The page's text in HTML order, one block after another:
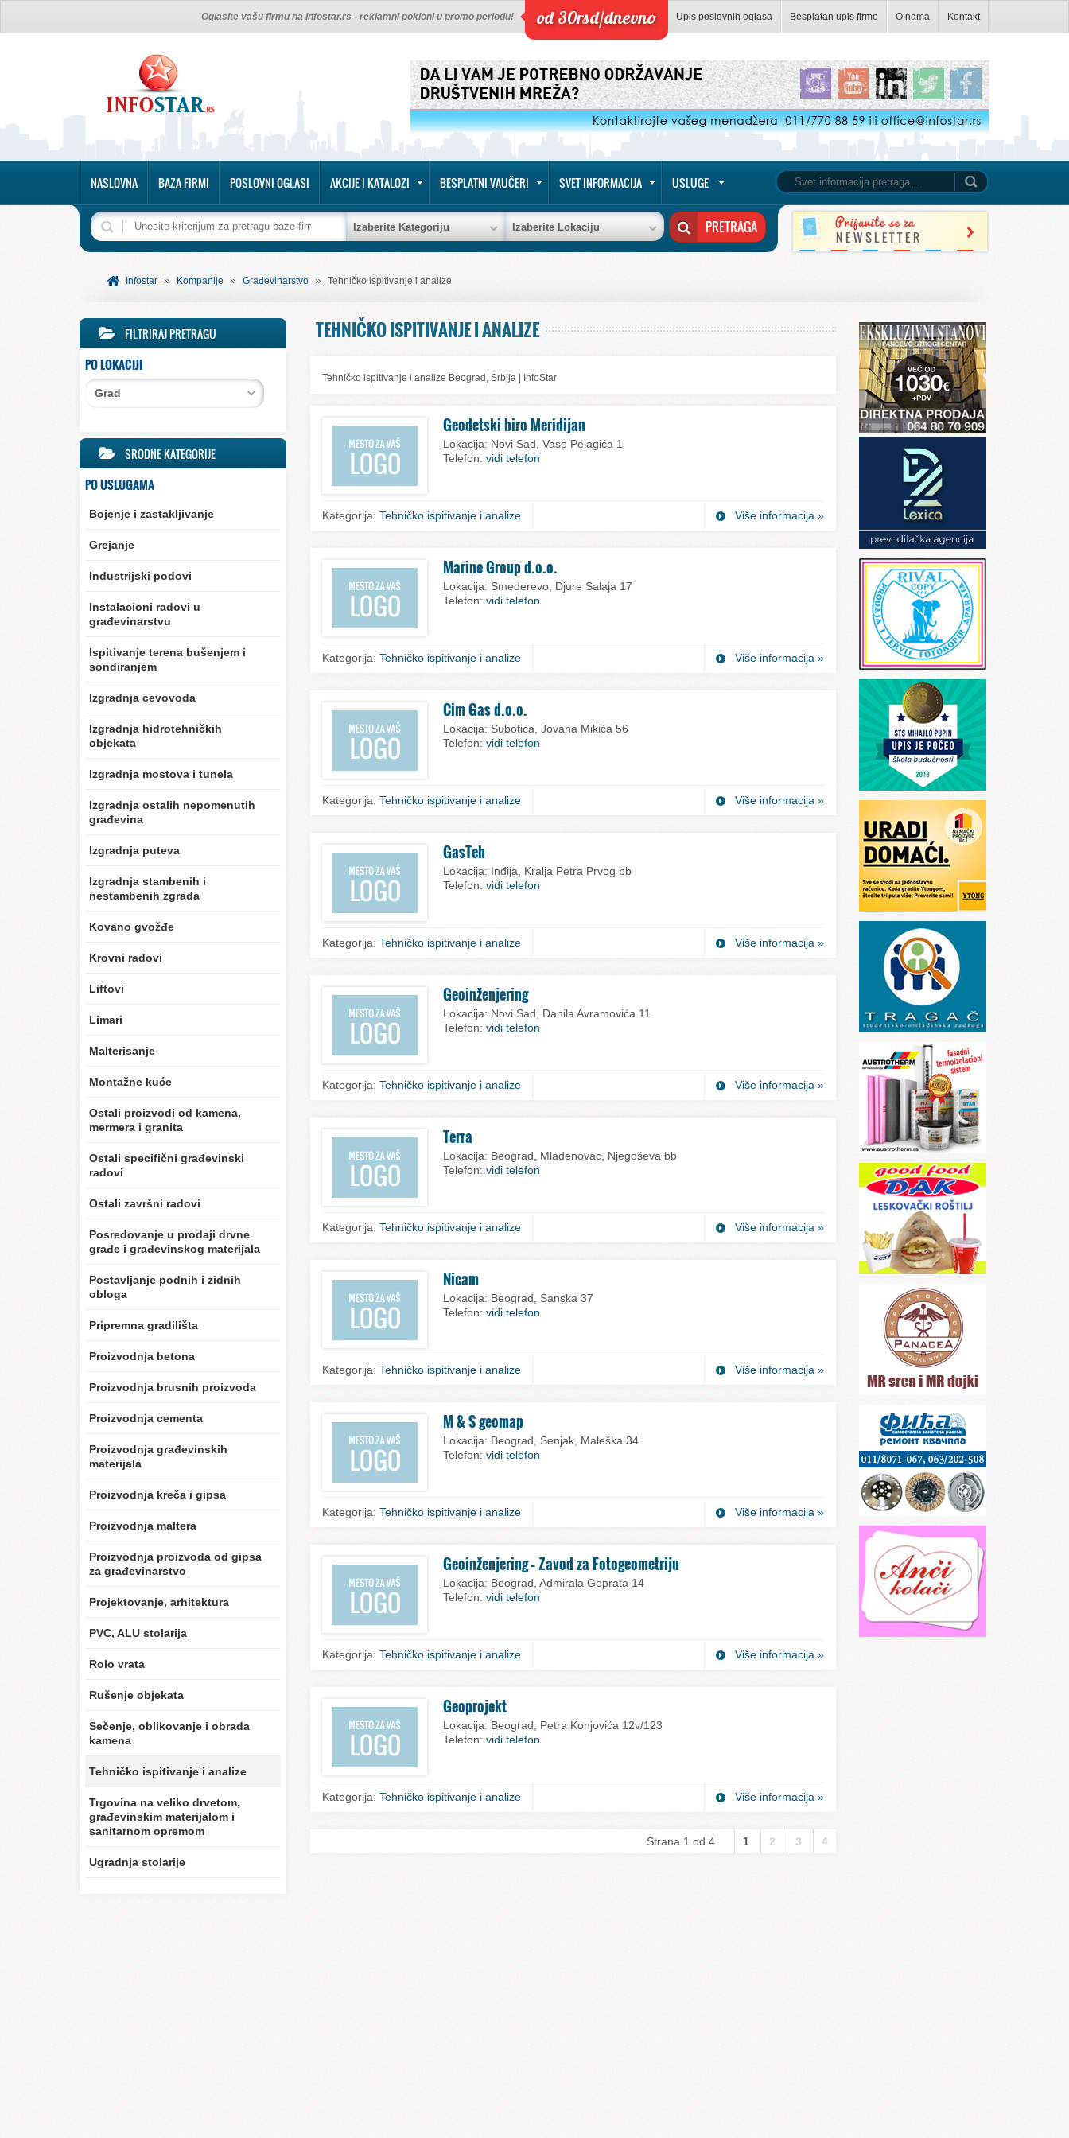
Upis poslovnih oglasa Besplatan upis firme O nama Kontakt
od 30rsd/dnevno
Oglasite vašu firmu na Infostar.rs - reklamni pokloni u promo periodu!
NASLOVNA BAZA FIRMI POSLOVNI OGLASI AKCIJE I KATALOZI BESPLATNI VAUČERI SVET INFORMACIJA USLUGE
Izaberite Kategoriju Izaberite Lokaciju
Infostar » Kompanije » Građevinarstvo » Tehničko ispitivanje i analize
FILTRIRAJ PRETRAGU
PO LOKACIJI
Grad
SRODNE KATEGORIJE
PO USLUGAMA
Bojenje i zastakljivanje
Grejanje
Industrijski podovi
Instalacioni radovi u
građevinarstvu
Ispitivanje terena bušenjem i
sondiranjem
Izgradnja cevovoda
Izgradnja hidrotehničkih
objekata
Izgradnja mostova i tunela
Izgradnja ostalih nepomenutih
građevina
Izgradnja puteva
Izgradnja stambenih i
nestambenih zgrada
Kovano gvožđe
Krovni radovi
Liftovi
Limari
Malterisanje
Montažne kuće
Ostali proizvodi od kamena,
mermera i granita
Ostali specifični građevinski
radovi
Ostali završni radovi
Posredovanje u prodaji drvne
građe i građevinskog materijala
Postavljanje podnih i zidnih
obloga
Pripremna gradilišta
Proizvodnja betona
Proizvodnja brusnih proizvoda
Proizvodnja cementa
Proizvodnja građevinskih
materijala
Proizvodnja kreča i gipsa
Proizvodnja maltera
Proizvodnja proizvoda od gipsa
za građevinarstvo
Projektovanje, arhitektura
PVC, ALU stolarija
Rolo vrata
Rušenje objekata
Sečenje, oblikovanje i obrada
kamena
Tehničko ispitivanje i analize
Trgovina na veliko drvetom,
građevinskim materijalom i
sanitarnom opremom
Ugradnja stolarije
TEHNIČKO ISPITIVANJE I ANALIZE
Tehničko ispitivanje i analize Beograd, Srbija | InfoStar
Geodetski biro Meridijan
Lokacija: Novi Sad, Vase Pelagića 1
Telefon: vidi telefon
Kategorija: Tehničko ispitivanje i analize Više informacija »
Marine Group d.o.o.
Lokacija: Smederevo, Djure Salaja 17
Telefon: vidi telefon
Kategorija: Tehničko ispitivanje i analize Više informacija »
Cim Gas d.o.o.
Lokacija: Subotica, Jovana Mikića 56
Telefon: vidi telefon
Kategorija: Tehničko ispitivanje i analize Više informacija »
GasTeh
Lokacija: Inđija, Kralja Petra Prvog bb
Telefon: vidi telefon
Kategorija: Tehničko ispitivanje i analize Više informacija »
Geoinženjering
Lokacija: Novi Sad, Danila Avramovića 11
Telefon: vidi telefon
Kategorija: Tehničko ispitivanje i analize Više informacija »
Terra
Lokacija: Beograd, Mladenovac, Njegoševa bb
Telefon: vidi telefon
Kategorija: Tehničko ispitivanje i analize Više informacija »
Nicam
Lokacija: Beograd, Sanska 37
Telefon: vidi telefon
Kategorija: Tehničko ispitivanje i analize Više informacija »
M & S geomap
Lokacija: Beograd, Senjak, Maleška 34
Telefon: vidi telefon
Kategorija: Tehničko ispitivanje i analize Više informacija »
Geoinženjering – Zavod za Fotogeometriju
Lokacija: Beograd, Admirala Geprata 14
Telefon: vidi telefon
Kategorija: Tehničko ispitivanje i analize Više informacija »
Geoprojekt
Lokacija: Beograd, Petra Konjovića 12v/123
Telefon: vidi telefon
Kategorija: Tehničko ispitivanje i analize Više informacija »
Strana 1 od 4 1 2 3 4